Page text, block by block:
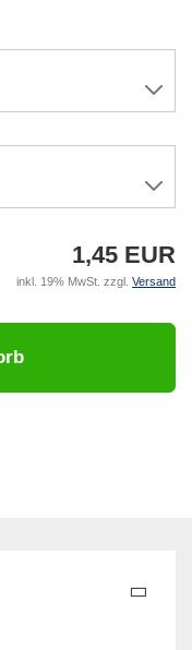
1,45 EUR
inkl. 19% MwSt. zzgl. Versand